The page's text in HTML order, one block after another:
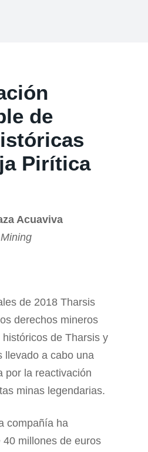
de
Pirítica
Acuaviva
de 2018 Tharsis
derechos mineros
de Tharsis y
llevado a cabo una
por la reactivación
minas legendarias.
compañía ha
40 millones de euros